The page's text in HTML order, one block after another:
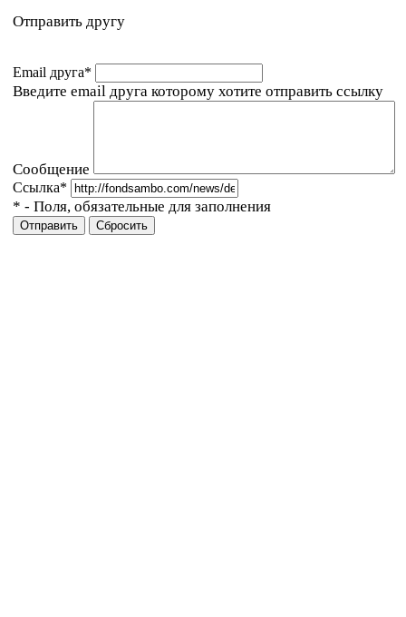
Отправить другу
Email друга*
Введите email друга которому хотите отправить ссылку
Сообщение
Ссылка*
* - Поля, обязательные для заполнения